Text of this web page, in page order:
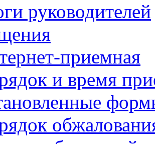
руководителей
приемная
и время